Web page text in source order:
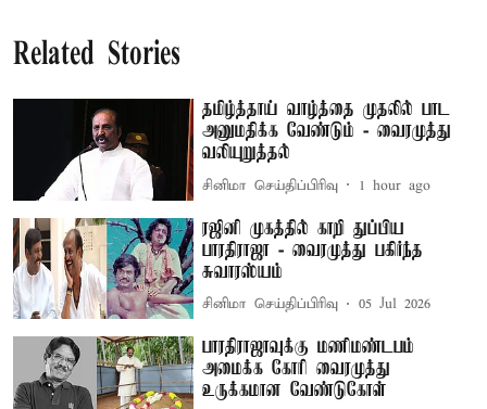
Related Stories
தமிழ்த்தாய் வாழ்த்தை முதலில் பாட
அனுமதிக்க வேண்டும் - வைரமுத்து
வலியுறுத்தல்
சினிமா செய்திப்பிரிவு 1 hour ago
ரஜினி முகத்தில் காறி துப்பிய
பாரதிராஜா - வைரமுத்து பகிர்ந்த
சுவாரஸ்யம்
சினிமா செய்திப்பிரிவு 05 Jul 2026
பாரதிராஜாவுக்கு மணிமண்டபம்
அமைக்க கோரி வைரமுத்து
உருக்கமான வேண்டுகோள்